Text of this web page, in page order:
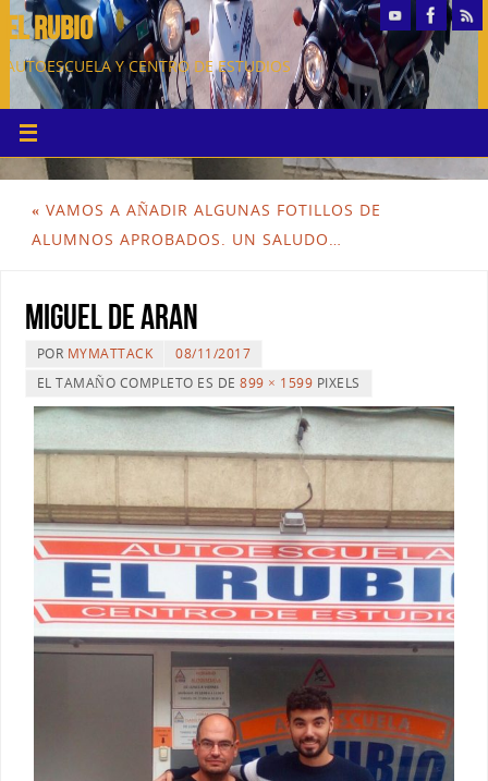
EL RUBIO
AUTOESCUELA Y CENTRO DE ESTUDIOS
« VAMOS A AÑADIR ALGUNAS FOTILLOS DE
ALUMNOS APROBADOS. UN SALUDO…
Miguel de Aran
POR MYMATTACK
08/11/2017
EL TAMAÑO COMPLETO ES DE899 × 1599 PIXELS